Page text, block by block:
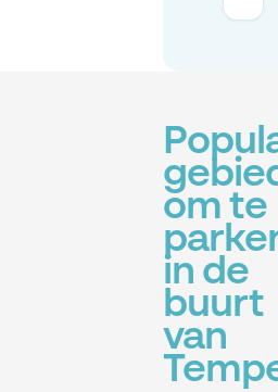
om te
in de
buurt
van